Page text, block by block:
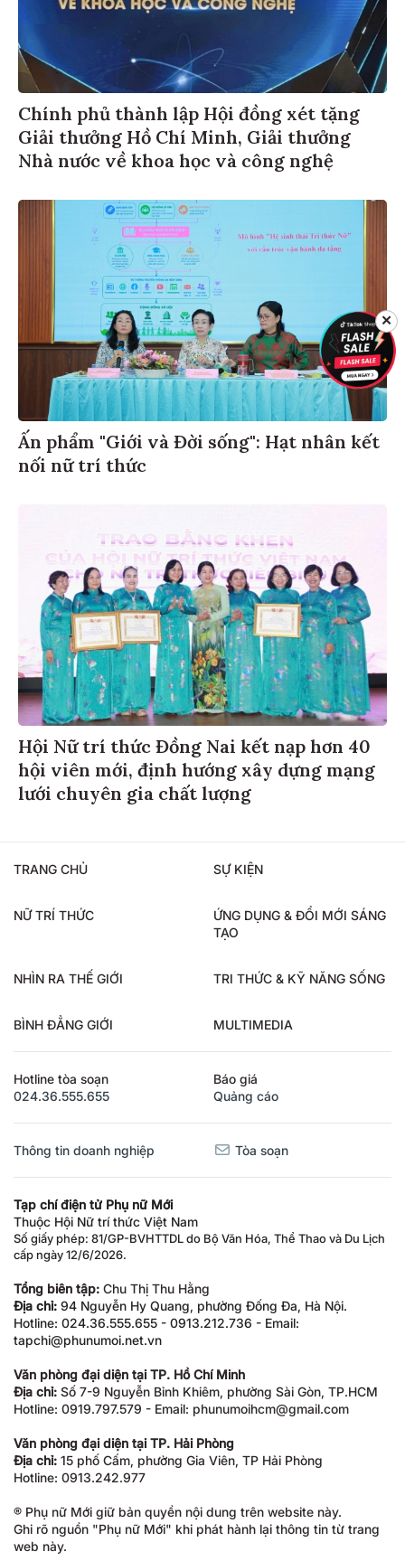
Chính phủ thành lập Hội đồng xét tặng
Giải thưởng Hồ Chí Minh, Giải thưởng
Nhà nước về khoa học và công nghệ
Ấn phẩm "Giới và Đời sống": Hạt nhân kết
nối nữ trí thức
Hội Nữ trí thức Đồng Nai kết nạp hơn 40
hội viên mới, định hướng xây dựng mạng
lưới chuyên gia chất lượng
TRANG CHỦ SỰ KIỆN
NỮ TRÍ THỨC
ỨNG DỤNG & ĐỔI MỚI SÁNG
TẠO
NHÌN RA THẾ GIỚI TRI THỨC & KỸ NĂNG SỐNG
BÌNH ĐẲNG GIỚI MULTIMEDIA
Hotline tòa soạn
024.36.555.655
Báo giá
Quảng cáo
Thông tin doanh nghiệp Tòa soạn
Tạp chí điện tử Phụ nữ Mới
Thuộc Hội Nữ trí thức Việt Nam
Số giấy phép: 81/GP-BVHTTDL do Bộ Văn Hóa, Thể Thao và Du Lịch
cấp ngày 12/6/2026.
Tổng biên tập: Chu Thị Thu Hằng
Địa chỉ: 94 Nguyễn Hy Quang, phường Đống Đa, Hà Nội.
Hotline: 024.36.555.655 - 0913.212.736 - Email:
tapchi@phunumoi.net.vn
Văn phòng đại diện tại TP. Hồ Chí Minh
Địa chỉ: Số 7-9 Nguyễn Bỉnh Khiêm, phường Sài Gòn, TP.HCM
Hotline: 0919.797.579 - Email: phunumoihcm@gmail.com
Văn phòng đại diện tại TP. Hải Phòng
Địa chỉ: 15 phố Cấm, phường Gia Viên, TP Hải Phòng
Hotline: 0913.242.977
® Phụ nữ Mới giữ bản quyền nội dung trên website này.
Ghi rõ nguồn "Phụ nữ Mới" khi phát hành lại thông tin từ trang
web này.
✕